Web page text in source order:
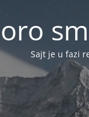
Sajt je u fazi